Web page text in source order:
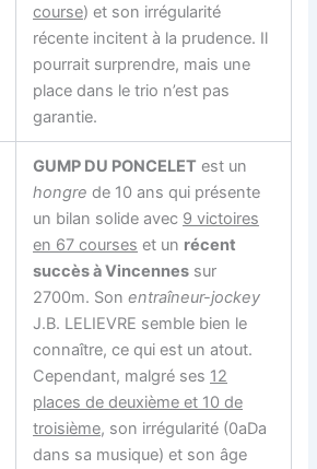
course) et son irrégularité
récente incitent à la prudence. Il
pourrait surprendre, mais une
place dans le trio n’est pas
garantie.
GUMP DU PONCELET est un
hongre de 10 ans qui présente
un bilan solide avec 9 victoires
en 67 courses et un récent
succès à Vincennes sur
2700m. Sonentraîneur-jockey
J.B. LELIEVRE semble bien le
connaître, ce qui est un atout.
Cependant, malgré ses 12
places de deuxième et 10 de
troisième, son irrégularité (0aDa
dans sa musique) et son âge